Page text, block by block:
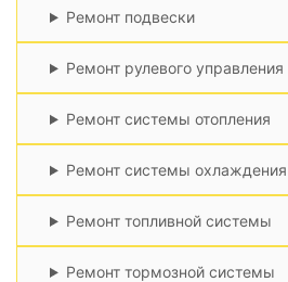
Ремонт подвески
Ремонт рулевого управления
Ремонт системы отопления
Ремонт системы охлаждения
Ремонт топливной системы
Ремонт тормозной системы